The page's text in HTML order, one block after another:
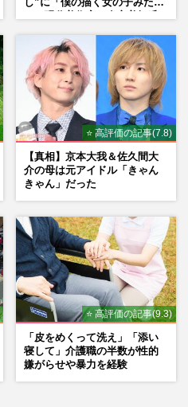
し”に「僕の描く女の子みた
⭐ 高評価の記事(7.8)
【真相】京本大我＆佐久間大
介の母は元アイドル「きゃん
きゃん」だった
⭐ 高評価の記事(9.3)
「皮をめくって洗え」「添い
寝して」介護職の半数が性的
嫌がらせや暴力を経験